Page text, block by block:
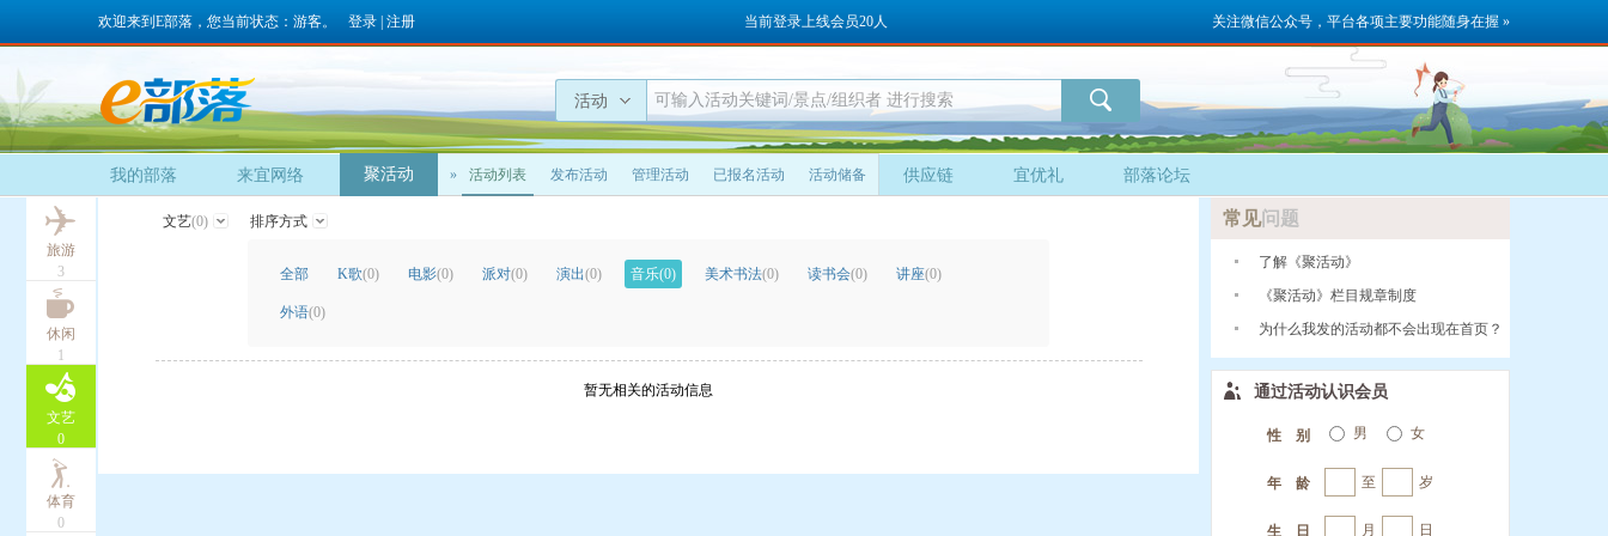
关注微信公众号，平台各项主要功能随身在握 »
欢迎来到E部落，您当前状态：游客。 登录 注册 当前登录上线会员20人
活动
我的部落 来宜网络 聚活动 » 活动列表 发布活动 管理活动 已报名活动 活动储备 供应链 宜优礼 部落论坛
旅游
3
休闲
1
文艺
0
体育
0
文艺(0) 排序方式
全部 K歌(0) 电影(0) 派对(0) 演出(0) 音乐(0) 美术书法(0) 读书会(0) 讲座(0)
外语(0)
暂无相关的活动信息
常见问题
了解《聚活动》
《聚活动》栏目规章制度
为什么我发的活动都不会出现在首页？
通过活动认识会员
性 别 男 女
年 龄 至 岁
生 日 月 日